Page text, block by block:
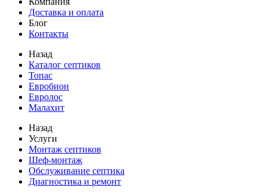
Доставка и оплата
Блог
Контакты
Назад
Каталог септиков
Топас
Евробион
Евролос
Малахит
Назад
Услуги
Монтаж септиков
Шеф-монтаж
Обслуживание септика
Диагностика и ремонт